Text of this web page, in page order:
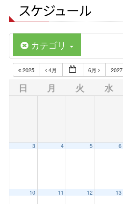
スケジュール
カテゴリ
2025 4月 6月 2027
日 月 火 水
3 4 5 6
10 11 12 13